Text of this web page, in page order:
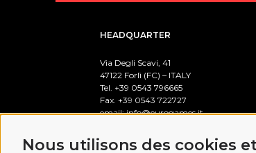
Nous utilisons des cookies
HEADQUARTER
Via Degli Scavi, 41
47122 Forlì (FC) – ITALY
Tel. +39 0543 796665
Fax. +39 0543 722727
email:info@eurogames.it
BUSINESS HOURS